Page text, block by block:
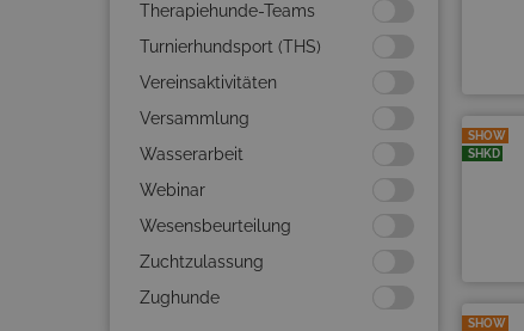
Therapiehunde-Teams
Turnierhundsport (THS)
Vereinsaktivitäten
Versammlung
Wasserarbeit
Webinar
Wesensbeurteilung
Zuchtzulassung
Zughunde
SHOW
SHKD
SHOW